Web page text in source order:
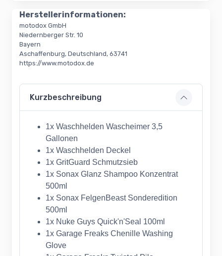
Herstellerinformationen:
motodox GmbH
Niedernberger Str. 10
Bayern
Aschaffenburg, Deutschland, 63741
https://www.motodox.de
Kurzbeschreibung
1x Waschhelden Wascheimer 3,5
Gallonen
1x Waschhelden Deckel
1x GritGuard Schmutzsieb
1x Sonax Glanz Shampoo Konzentrat
500ml
1x Sonax FelgenBeast Sonderedition
500ml
1x Nuke Guys Quick'n'Seal 100ml
1x Garage Freaks Chenille Washing
Glove